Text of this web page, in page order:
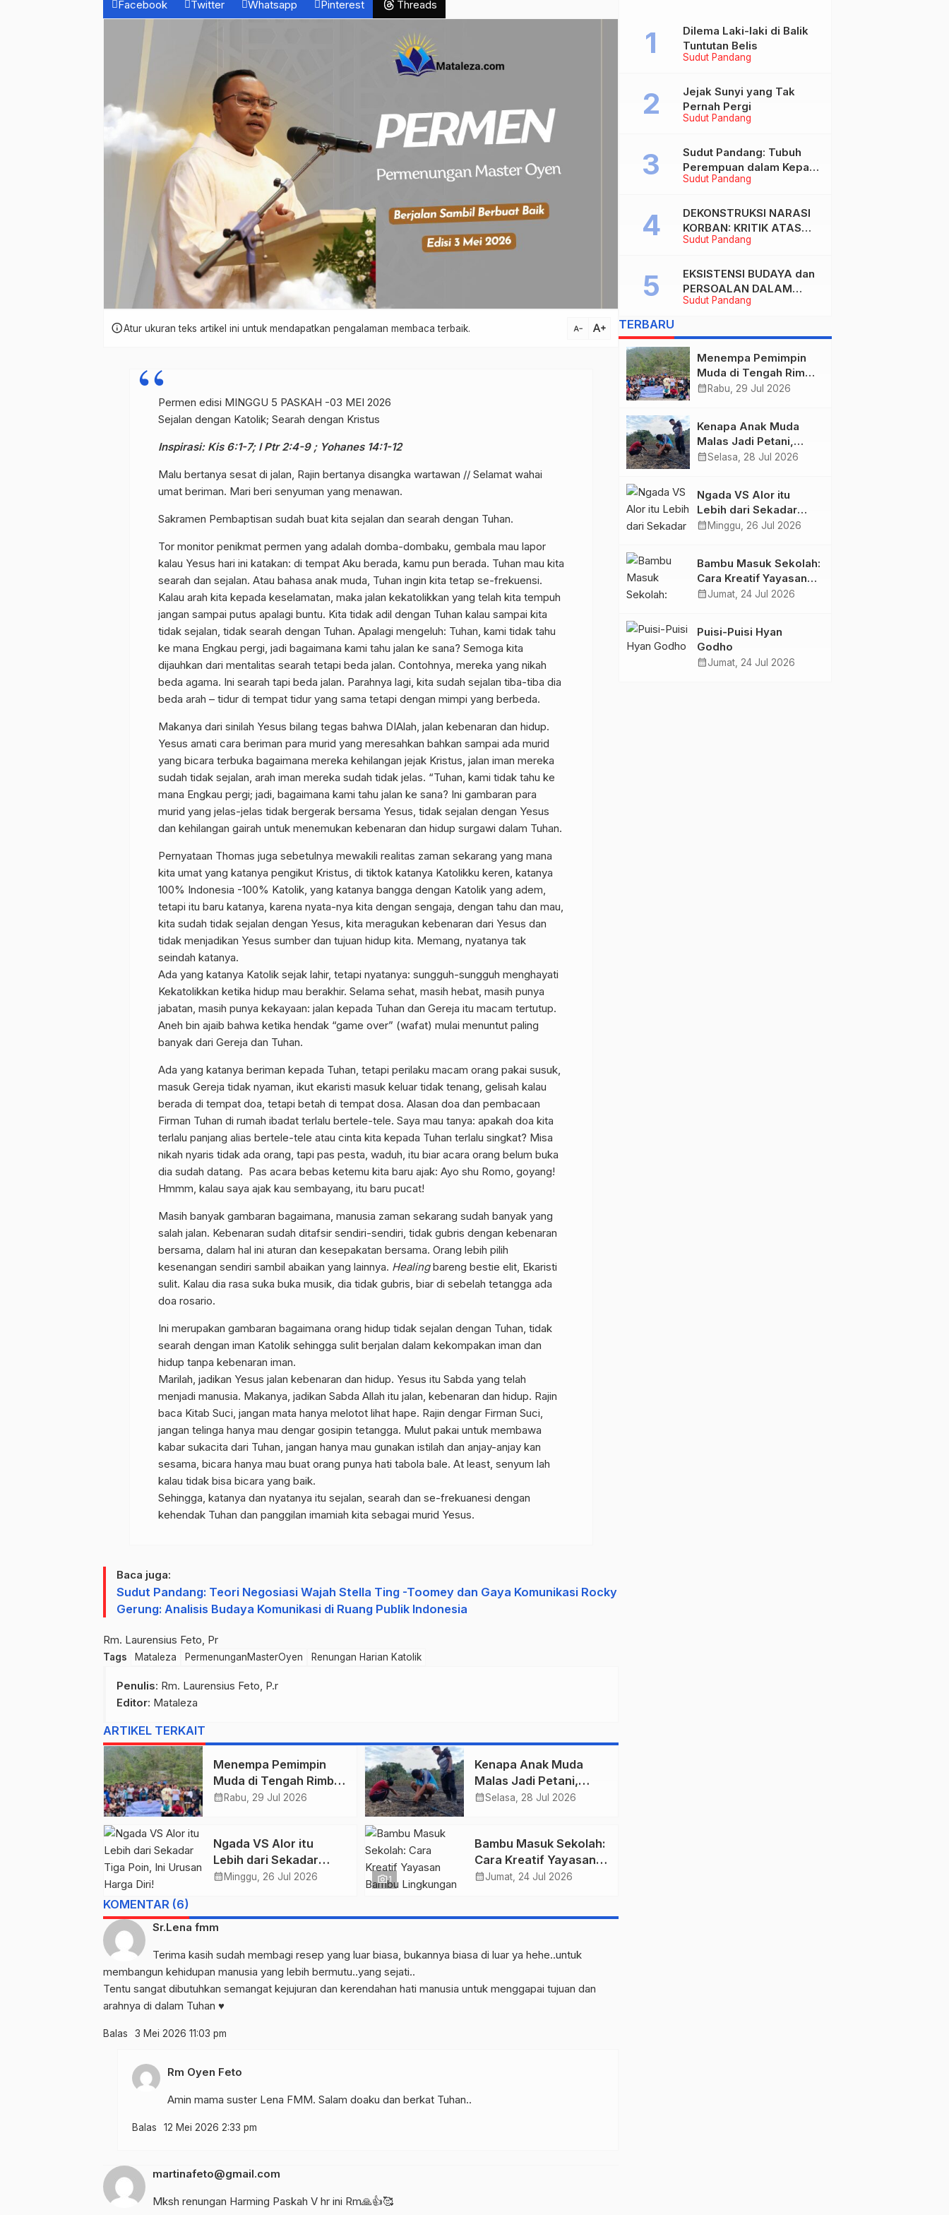
Facebook
Twitter Whatsapp Pinterest Threads
infoAtur ukuran teks artikel ini untuk mendapatkan pengalaman membaca terbaik. text_decrease text_increase
Permen edisi MINGGU 5 PASKAH -03 MEI 2026
Sejalan dengan Katolik; Searah dengan Kristus
Inspirasi: Kis 6:1-7; I Ptr 2:4-9 ; Yohanes 14:1-12
Malu bertanya sesat di jalan, Rajin bertanya disangka wartawan // Selamat wahai
umat beriman. Mari beri senyuman yang menawan.
Sakramen Pembaptisan sudah buat kita sejalan dan searah dengan Tuhan.
Tor monitor penikmat permen yang adalah domba-dombaku, gembala mau lapor
kalau Yesus hari ini katakan: di tempat Aku berada, kamu pun berada. Tuhan mau kita
searah dan sejalan. Atau bahasa anak muda, Tuhan ingin kita tetap se-frekuensi.
Kalau arah kita kepada keselamatan, maka jalan kekatolikkan yang telah kita tempuh
jangan sampai putus apalagi buntu. Kita tidak adil dengan Tuhan kalau sampai kita
tidak sejalan, tidak searah dengan Tuhan. Apalagi mengeluh: Tuhan, kami tidak tahu
ke mana Engkau pergi, jadi bagaimana kami tahu jalan ke sana? Semoga kita
dijauhkan dari mentalitas searah tetapi beda jalan. Contohnya, mereka yang nikah
beda agama. Ini searah tapi beda jalan. Parahnya lagi, kita sudah sejalan tiba-tiba dia
beda arah – tidur di tempat tidur yang sama tetapi dengan mimpi yang berbeda.
Makanya dari sinilah Yesus bilang tegas bahwa DIAlah, jalan kebenaran dan hidup.
Yesus amati cara beriman para murid yang meresahkan bahkan sampai ada murid
yang bicara terbuka bagaimana mereka kehilangan jejak Kristus, jalan iman mereka
sudah tidak sejalan, arah iman mereka sudah tidak jelas. “Tuhan, kami tidak tahu ke
mana Engkau pergi; jadi, bagaimana kami tahu jalan ke sana? Ini gambaran para
murid yang jelas-jelas tidak bergerak bersama Yesus, tidak sejalan dengan Yesus
dan kehilangan gairah untuk menemukan kebenaran dan hidup surgawi dalam Tuhan.
Pernyataan Thomas juga sebetulnya mewakili realitas zaman sekarang yang mana
kita umat yang katanya pengikut Kristus, di tiktok katanya Katolikku keren, katanya
100% Indonesia -100% Katolik, yang katanya bangga dengan Katolik yang adem,
tetapi itu baru katanya, karena nyata-nya kita dengan sengaja, dengan tahu dan mau,
kita sudah tidak sejalan dengan Yesus, kita meragukan kebenaran dari Yesus dan
tidak menjadikan Yesus sumber dan tujuan hidup kita. Memang, nyatanya tak
seindah katanya.
Ada yang katanya Katolik sejak lahir, tetapi nyatanya: sungguh-sungguh menghayati
Kekatolikkan ketika hidup mau berakhir. Selama sehat, masih hebat, masih punya
jabatan, masih punya kekayaan: jalan kepada Tuhan dan Gereja itu macam tertutup.
Aneh bin ajaib bahwa ketika hendak “game over” (wafat) mulai menuntut paling
banyak dari Gereja dan Tuhan.
Ada yang katanya beriman kepada Tuhan, tetapi perilaku macam orang pakai susuk,
masuk Gereja tidak nyaman, ikut ekaristi masuk keluar tidak tenang, gelisah kalau
berada di tempat doa, tetapi betah di tempat dosa. Alasan doa dan pembacaan
Firman Tuhan di rumah ibadat terlalu bertele-tele. Saya mau tanya: apakah doa kita
terlalu panjang alias bertele-tele atau cinta kita kepada Tuhan terlalu singkat? Misa
nikah nyaris tidak ada orang, tapi pas pesta, waduh, itu biar acara orang belum buka
dia sudah datang. Pas acara bebas ketemu kita baru ajak: Ayo shu Romo, goyang!
Hmmm, kalau saya ajak kau sembayang, itu baru pucat!
Masih banyak gambaran bagaimana, manusia zaman sekarang sudah banyak yang
salah jalan. Kebenaran sudah ditafsir sendiri-sendiri, tidak gubris dengan kebenaran
bersama, dalam hal ini aturan dan kesepakatan bersama. Orang lebih pilih
kesenangan sendiri sambil abaikan yang lainnya. Healingbareng bestie elit, Ekaristi
sulit. Kalau dia rasa suka buka musik, dia tidak gubris, biar di sebelah tetangga ada
doa rosario.
Ini merupakan gambaran bagaimana orang hidup tidak sejalan dengan Tuhan, tidak
searah dengan iman Katolik sehingga sulit berjalan dalam kekompakan iman dan
hidup tanpa kebenaran iman.
Marilah, jadikan Yesus jalan kebenaran dan hidup. Yesus itu Sabda yang telah
menjadi manusia. Makanya, jadikan Sabda Allah itu jalan, kebenaran dan hidup. Rajin
baca Kitab Suci, jangan mata hanya melotot lihat hape. Rajin dengar Firman Suci,
jangan telinga hanya mau dengar gosipin tetangga. Mulut pakai untuk membawa
kabar sukacita dari Tuhan, jangan hanya mau gunakan istilah dan anjay-anjay kan
sesama, bicara hanya mau buat orang punya hati tabola bale. At least, senyum lah
kalau tidak bisa bicara yang baik.
Sehingga, katanya dan nyatanya itu sejalan, searah dan se-frekuanesi dengan
kehendak Tuhan dan panggilan imamiah kita sebagai murid Yesus.
Baca juga:
Sudut Pandang: Teori Negosiasi Wajah Stella Ting -Toomey dan Gaya Komunikasi Rocky
Gerung: Analisis Budaya Komunikasi di Ruang Publik Indonesia
Rm. Laurensius Feto, Pr
Tags Mataleza PermenunganMasterOyen Renungan Harian Katolik
Penulis: Rm. Laurensius Feto, P.r
Editor: Mataleza
ARTIKEL TERKAIT
Menempa Pemimpin
Muda di Tengah Rimba
Wolobobo
calendar_monthRabu, 29 Jul 2026
Kenapa Anak Muda
Malas Jadi Petani,
Padahal Peluang Dunia
calendar_monthSelasa, 28 Jul 2026
Ngada VS Alor itu
Lebih dari Sekadar
Tiga Poin, Ini Urusan
calendar_monthMinggu, 26 Jul 2026 photo_camera1
Bambu Masuk Sekolah:
Cara Kreatif Yayasan
Bambu Lingkungan
calendar_monthJumat, 24 Jul 2026
KOMENTAR (6)
Sr.Lena fmm
Terima kasih sudah membagi resep yang luar biasa, bukannya biasa di luar ya hehe..untuk
membangun kehidupan manusia yang lebih bermutu..yang sejati..
Tentu sangat dibutuhkan semangat kejujuran dan kerendahan hati manusia untuk menggapai tujuan dan
arahnya di dalam Tuhan ♥️
Balas 3 Mei 2026 11:03 pm
Rm Oyen Feto
Amin mama suster Lena FMM. Salam doaku dan berkat Tuhan..
Balas 12 Mei 2026 2:33 pm
martinafeto@gmail.com
Mksh renungan Harming Paskah V hr ini Rm🙏👍🥰
Sudut Pandang
Dilema Laki-laki di Balik
Tuntutan Belis
Sudut Pandang
Jejak Sunyi yang Tak
Pernah Pergi
Sudut Pandang
Sudut Pandang: Tubuh
Perempuan dalam Kepala
Laki-laki
Sudut Pandang
DEKONSTRUKSI NARASI
KORBAN: KRITIK ATAS
BIAS MASKULIN DAN
PEREMPUAN DALAM
ARTIKEL “DILEMA LAKI-
LAKI DI BALIK TUNTUTAN
Sudut Pandang
EKSISTENSI BUDAYA dan
PERSOALAN DALAM
DUNIA KONTEMPORER
TERBARU
Menempa Pemimpin
Muda di Tengah Rimba
Wolobobo
calendar_month Rabu, 29 Jul 2026
Kenapa Anak Muda
Malas Jadi Petani,
Padahal Peluang Dunia
calendar_monthSelasa, 28 Jul 2026
Ngada VS Alor itu
Lebih dari Sekadar
Tiga Poin, Ini Urusan
calendar_month Minggu, 26 Jul 2026
Bambu Masuk Sekolah:
Cara Kreatif Yayasan
Bambu Lingkungan
Wolowea
calendar_monthJumat, 24 Jul 2026
Puisi-Puisi Hyan
Godho
calendar_monthJumat, 24 Jul 2026